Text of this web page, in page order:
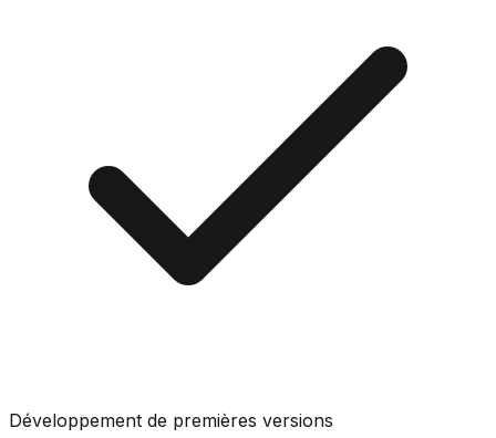
Développement de premières versions